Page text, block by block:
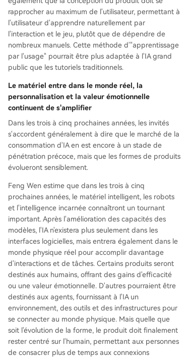
rapprocher au maximum de l'utilisateur, permettant à
l'utilisateur d'apprendre naturellement par
l'interaction et le jeu, plutôt que de dépendre de
nombreux manuels. Cette méthode d'"apprentissage
par l'usage" pourrait être plus adaptée à l'IA grand
public que les tutoriels traditionnels.
Le matériel entre dans le monde réel, la
personnalisation et la valeur émotionnelle
continuent de s'amplifier
Dans les trois à cinq prochaines années, les invités
s'accordent généralement à dire que le marché de la
consommation d'IA en est encore à un stade de
pénétration précoce, mais que les formes de produits
évolueront sensiblement.
Feng Wen estime que dans les trois à cinq
prochaines années, le matériel intelligent, les robots
et l'intelligence incarnée connaîtront un tournant
important. Après l'amélioration des capacités des
modèles, l'IA n'existera plus seulement dans les
interfaces logicielles, mais entrera également dans le
monde physique réel pour accomplir davantage
d'interactions et de tâches. Certains produits seront
destinés aux humains, offrant des gains d'efficacité
ou une valeur émotionnelle. D'autres pourraient être
destinés aux agents, fournissant à l'IA un
environnement, des outils et des infrastructures pour
se connecter au monde physique. Mais quelle que
soit l'évolution de la forme, le produit doit finalement
rester centré sur l'humain, permettant aux personnes
de consacrer plus de temps aux connexions